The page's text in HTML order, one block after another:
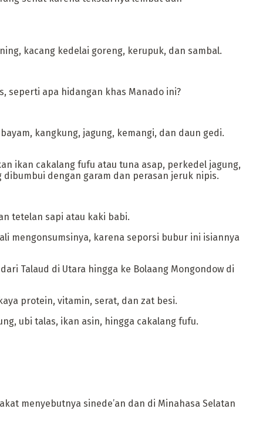
kacang kedelai goreng, kerupuk, dan sambal.
seperti apa hidangan khas Manado ini?
kangkung, jagung, kemangi, dan daun gedi.
ikan cakalang fufu atau tuna asap, perkedel jagung,
dengan garam dan perasan jeruk nipis.
tetelan sapi atau kaki babi.
mengonsumsinya, karena seporsi bubur ini isiannya
Talaud di Utara hingga ke Bolaang Mongondow di
protein, vitamin, serat, dan zat besi.
ubi talas, ikan asin, hingga cakalang fufu.
menyebutnya sinede’an dan di Minahasa Selatan